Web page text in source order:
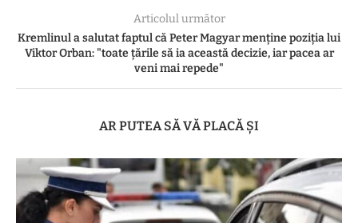
Articolul următor
Kremlinul a salutat faptul că Peter Magyar menţine poziţia lui
Viktor Orban: "toate ţările să ia această decizie, iar pacea ar
veni mai repede"
AR PUTEA SĂ VĂ PLACĂ ȘI